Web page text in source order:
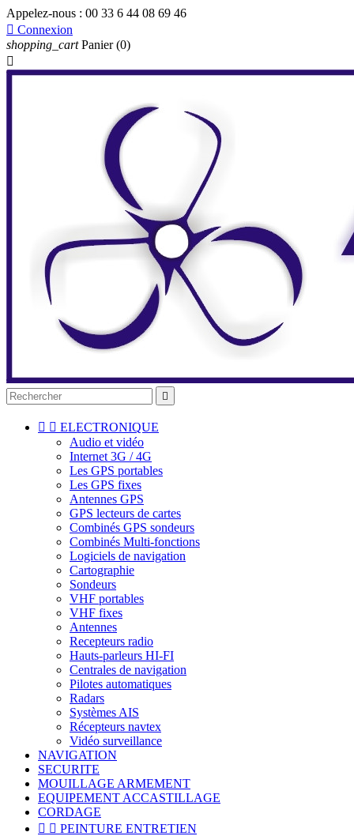
Appelez-nous : 00 33 6 44 08 69 46
 Connexion
shopping_cart Panier (0)


  ELECTRONIQUE
Audio et vidéo
Internet 3G / 4G
Les GPS portables
Les GPS fixes
Antennes GPS
GPS lecteurs de cartes
Combinés GPS sondeurs
Combinés Multi-fonctions
Logiciels de navigation
Cartographie
Sondeurs
VHF portables
VHF fixes
Antennes
Recepteurs radio
Hauts-parleurs HI-FI
Centrales de navigation
Pilotes automatiques
Radars
Systèmes AIS
Récepteurs navtex
Vidéo surveillance
NAVIGATION
SECURITE
MOUILLAGE ARMEMENT
EQUIPEMENT ACCASTILLAGE
CORDAGE
  PEINTURE ENTRETIEN